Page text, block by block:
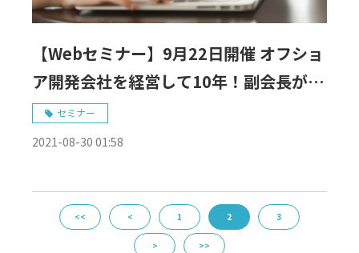
【Webセミナー】9月22日開催 オフショ
ア開発会社を経営して10年！副会長が語
る〜成長IT企業のグローバル人材活用
術〜
セミナー
2021-08-30 01:58
<< < 1 2 3
> >>